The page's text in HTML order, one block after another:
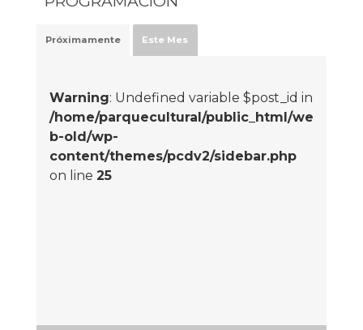
Próximamente Este Mes
Warning: Undefined variable $post_id in
/home/parquecultural/public_html/we
b-old/wp-
content/themes/pcdv2/sidebar.php
on line 25